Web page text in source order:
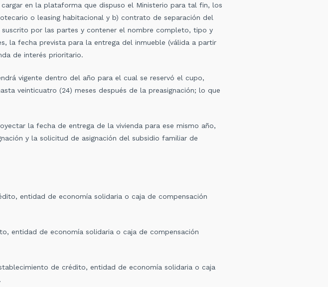
cargar en la plataforma que dispuso el Ministerio para tal fin, los
o leasing habitacional y b) contrato de separación del
por las partes y contener el nombre completo, tipo y
la fecha prevista para la entrega del inmueble (válida a partir
de interés prioritario.
vigente dentro del año para el cual se reservó el cupo,
veinticuatro (24) meses después de la preasignación; lo que
la fecha de entrega de la vivienda para ese mismo año,
y la solicitud de asignación del subsidio familiar de
entidad de economía solidaria o caja de compensación
de economía solidaria o caja de compensación
de crédito, entidad de economía solidaria o caja